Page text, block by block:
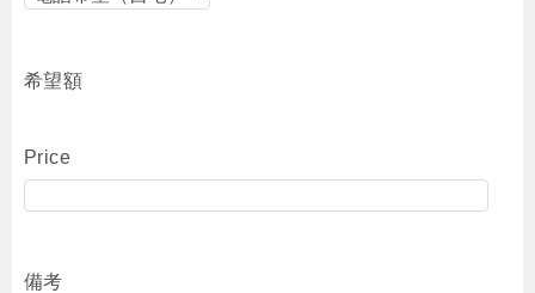
希望額
Price
備考